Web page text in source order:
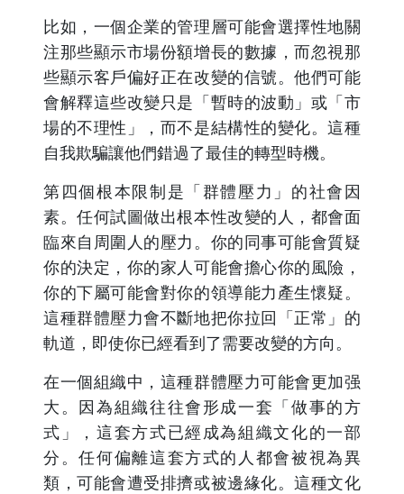
比如，一個企業的管理層可能會選擇性地關
注那些顯示市場份額增長的數據，而忽視那
些顯示客戶偏好正在改變的信號。他們可能
會解釋這些改變只是「暫時的波動」或「市
場的不理性」，而不是結構性的變化。這種
自我欺騙讓他們錯過了最佳的轉型時機。
第四個根本限制是「群體壓力」的社會因
素。任何試圖做出根本性改變的人，都會面
臨來自周圍人的壓力。你的同事可能會質疑
你的決定，你的家人可能會擔心你的風險，
你的下屬可能會對你的領導能力產生懷疑。
這種群體壓力會不斷地把你拉回「正常」的
軌道，即使你已經看到了需要改變的方向。
在一個組織中，這種群體壓力可能會更加强
大。因為組織往往會形成一套「做事的方
式」，這套方式已經成為組織文化的一部
分。任何偏離這套方式的人都會被視為異
類，可能會遭受排擠或被邊緣化。這種文化